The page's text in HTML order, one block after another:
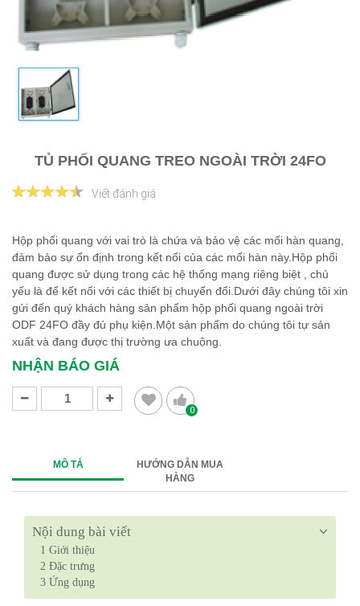
TỦ PHỐI QUANG TREO NGOÀI TRỜI 24FO
Viết đánh giá
Hộp phối quang với vai trò là chứa và bảo vệ các mối hàn quang,
đảm bảo sự ổn định trong kết nối của các mối hàn này.Hộp phối
quang được sử dụng trong các hệ thống mạng riêng biệt , chủ
yếu là để kết nối với các thiết bị chuyển đổi.Dưới đây chúng tôi xin
gửi đến quý khách hàng sản phẩm hộp phối quang ngoài trời
ODF 24FO đầy đủ phụ kiện.Một sản phẩm do chúng tôi tự sản
xuất và đang được thị trường ưa chuộng.
NHẬN BÁO GIÁ
0
MÔ TẢ
HƯỚNG DẪN MUA
HÀNG
Nội dung bài viết
1 Giới thiệu
2 Đặc trưng
3 Ứng dụng